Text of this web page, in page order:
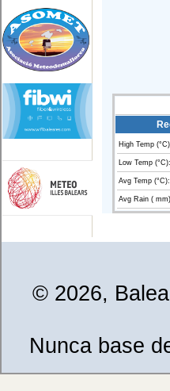
High Temp
Low Temp (°C):
Avg Temp (°C):
Avg Rain (
© 2026,
Nunca base